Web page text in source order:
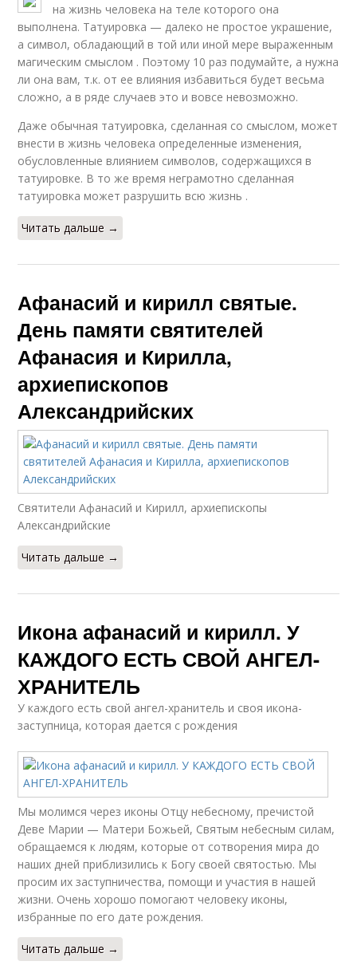
на жизнь человека на теле которого она
выполнена. Татуировка — далеко не простое украшение,
а символ, обладающий в той или иной мере выраженным
магическим смыслом . Поэтому 10 раз подумайте, а нужна
ли она вам, т.к. от ее влияния избавиться будет весьма
сложно, а в ряде случаев это и вовсе невозможно.
Даже обычная татуировка, сделанная со смыслом, может
внести в жизнь человека определенные изменения,
обусловленные влиянием символов, содержащихся в
татуировке. В то же время неграмотно сделанная
татуировка может разрушить всю жизнь .
Читать дальше →
Афанасий и кирилл святые.
День памяти святителей
Афанасия и Кирилла,
архиепископов
Александрийских
Святители Афанасий и Кирилл, архиепископы
Александрийские
Читать дальше →
Икона афанасий и кирилл. У
КАЖДОГО ЕСТЬ СВОЙ АНГЕЛ-
ХРАНИТЕЛЬ
У каждого есть свой ангел-хранитель и своя икона-
заступница, которая дается с рождения
Мы молимся через иконы Отцу небесному, пречистой
Деве Марии — Матери Божьей, Святым небесным силам,
обращаемся к людям, которые от сотворения мира до
наших дней приблизились к Богу своей святостью. Мы
просим их заступничества, помощи и участия в нашей
жизни. Очень хорошо помогают человеку иконы,
избранные по его дате рождения.
Читать дальше →